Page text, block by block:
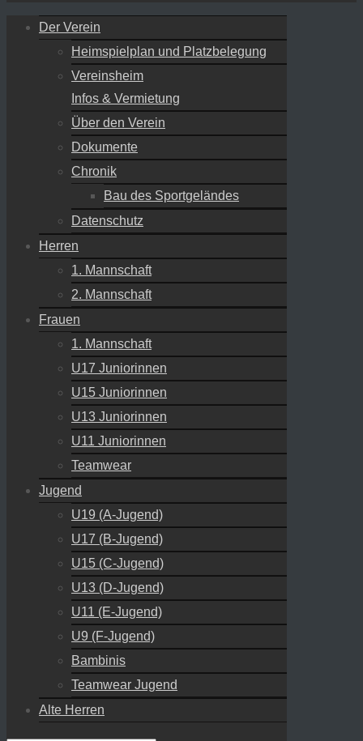
Der Verein
Heimspielplan und Platzbelegung
Vereinsheim
Infos & Vermietung
Über den Verein
Dokumente
Chronik
Bau des Sportgeländes
Datenschutz
Herren
1. Mannschaft
2. Mannschaft
Frauen
1. Mannschaft
U17 Juniorinnen
U15 Juniorinnen
U13 Juniorinnen
U11 Juniorinnen
Teamwear
Jugend
U19 (A-Jugend)
U17 (B-Jugend)
U15 (C-Jugend)
U13 (D-Jugend)
U11 (E-Jugend)
U9 (F-Jugend)
Bambinis
Teamwear Jugend
Alte Herren